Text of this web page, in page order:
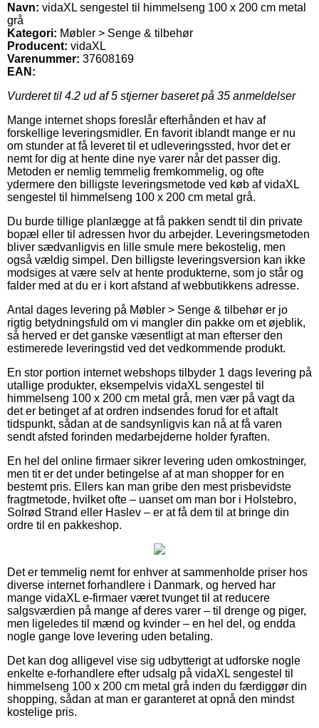
Navn: vidaXL sengestel til himmelseng 100 x 200 cm metal
grå
Kategori: Møbler > Senge & tilbehør
Producent: vidaXL
Varenummer: 37608169
EAN:
Vurderet til 4.2 ud af 5 stjerner baseret på 35 anmeldelser
Mange internet shops foreslår efterhånden et hav af
forskellige leveringsmidler. En favorit iblandt mange er nu
om stunder at få leveret til et udleveringssted, hvor det er
nemt for dig at hente dine nye varer når det passer dig.
Metoden er nemlig temmelig fremkommelig, og ofte
ydermere den billigste leveringsmetode ved køb af vidaXL
sengestel til himmelseng 100 x 200 cm metal grå.
Du burde tillige planlægge at få pakken sendt til din private
bopæl eller til adressen hvor du arbejder. Leveringsmetoden
bliver sædvanligvis en lille smule mere bekostelig, men
også vældig simpel. Den billigste leveringsversion kan ikke
modsiges at være selv at hente produkterne, som jo står og
falder med at du er i kort afstand af webbutikkens adresse.
Antal dages levering på Møbler > Senge & tilbehør er jo
rigtig betydningsfuld om vi mangler din pakke om et øjeblik,
så herved er det ganske væsentligt at man efterser den
estimerede leveringstid ved det vedkommende produkt.
En stor portion internet webshops tilbyder 1 dags levering på
utallige produkter, eksempelvis vidaXL sengestel til
himmelseng 100 x 200 cm metal grå, men vær på vagt da
det er betinget af at ordren indsendes forud for et aftalt
tidspunkt, sådan at de sandsynligvis kan nå at få varen
sendt afsted forinden medarbejderne holder fyraften.
En hel del online firmaer sikrer levering uden omkostninger,
men tit er det under betingelse af at man shopper for en
bestemt pris. Ellers kan man gribe den mest prisbevidste
fragtmetode, hvilket ofte – uanset om man bor i Holstebro,
Solrød Strand eller Haslev – er at få dem til at bringe din
ordre til en pakkeshop.
Det er temmelig nemt for enhver at sammenholde priser hos
diverse internet forhandlere i Danmark, og herved har
mange vidaXL e-firmaer været tvunget til at reducere
salgsværdien på mange af deres varer – til drenge og piger,
men ligeledes til mænd og kvinder – en hel del, og endda
nogle gange love levering uden betaling.
Det kan dog alligevel vise sig udbytterigt at udforske nogle
enkelte e-forhandlere efter udsalg på vidaXL sengestel til
himmelseng 100 x 200 cm metal grå inden du færdiggør din
shopping, sådan at man er garanteret at opnå den mindst
kostelige pris.